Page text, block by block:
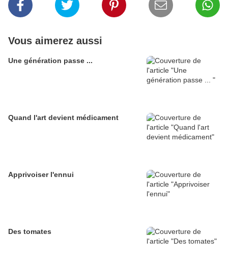
Vous aimerez aussi
Une génération passe ...
Quand l'art devient médicament
Apprivoiser l'ennui
Des tomates